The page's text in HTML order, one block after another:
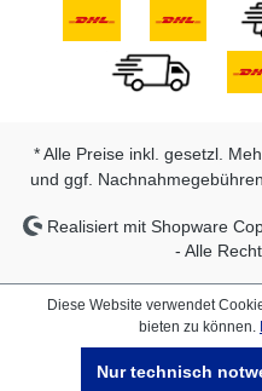
* Alle Preise inkl. gesetzl.
und ggf.
Realisiert mit Shopware
- Alle
Diese Website verwendet
bieten zu können.
Nur technisch